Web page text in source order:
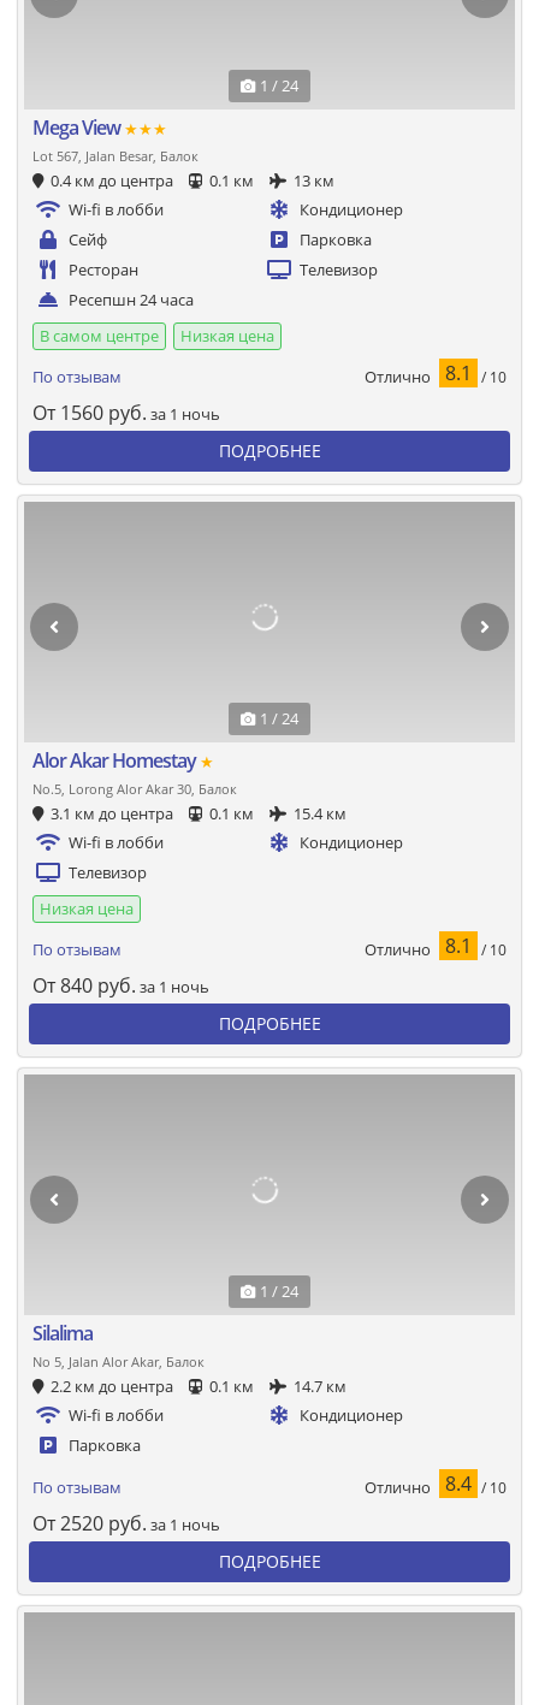
1 / 24
Mega View★★★
Lot 567, Jalan Besar, Балок
0.4 км до центра 0.1 км
13 км
Wi-fi в лобби
Кондиционер
Сейф
Парковка
Ресторан
Телевизор
Ресепшн 24 часа
В самом центре
Низкая цена
По отзывам
Отлично 8.1 / 10
От 1560 руб. за 1 ночь
ПОДРОБНЕЕ
1 / 24
Alor Akar Homestay★
No.5, Lorong Alor Akar 30, Балок
3.1 км до центра 0.1 км
15.4 км
Wi-fi в лобби
Кондиционер
Телевизор
Низкая цена
По отзывам
Отлично 8.1 / 10
От840 руб. за 1 ночь
ПОДРОБНЕЕ
1 / 24
Silalima
No 5, Jalan Alor Akar, Балок
2.2 км до центра 0.1 км
14.7 км
Wi-fi в лобби
Кондиционер
Парковка
По отзывам Отлично 8.4 / 10
От2520 руб. за 1 ночь
ПОДРОБНЕЕ